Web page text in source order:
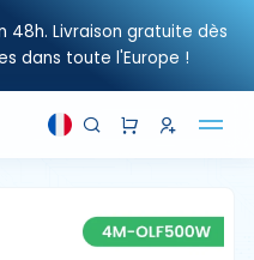
48h. Livraison gratuite dès
dans toute l'Europe !